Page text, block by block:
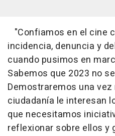
"Confiamos en el cine
incidencia, denuncia y
cuando pusimos en
Sabemos que 2023 no
Demostraremos una vez
ciudadanía le interesan
que necesitamos
reflexionar sobre ellos y